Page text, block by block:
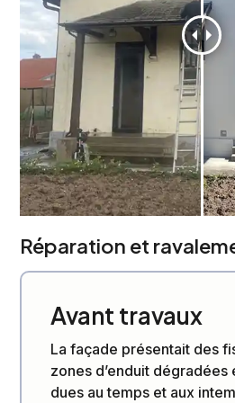
Réparation et
Avant travaux
La façade présentait des
zones d’enduit dégradées
dues au temps et aux